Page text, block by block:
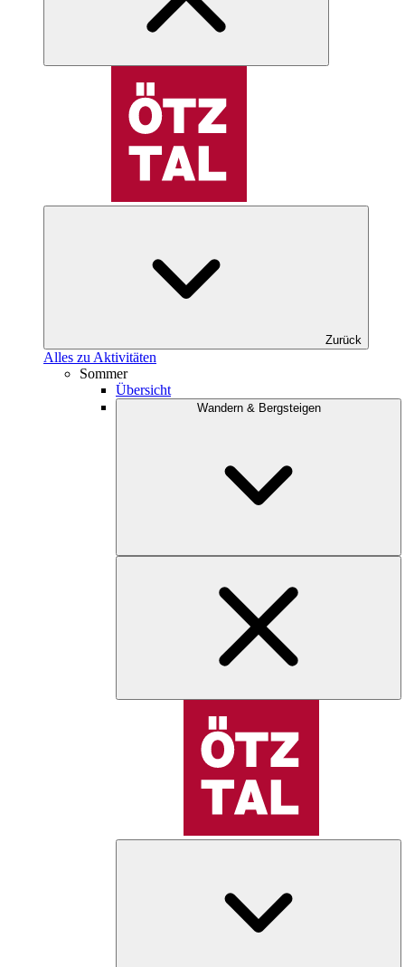
Zurück
Alles zu Aktivitäten
Sommer
Übersicht
Wandern & Bergsteigen